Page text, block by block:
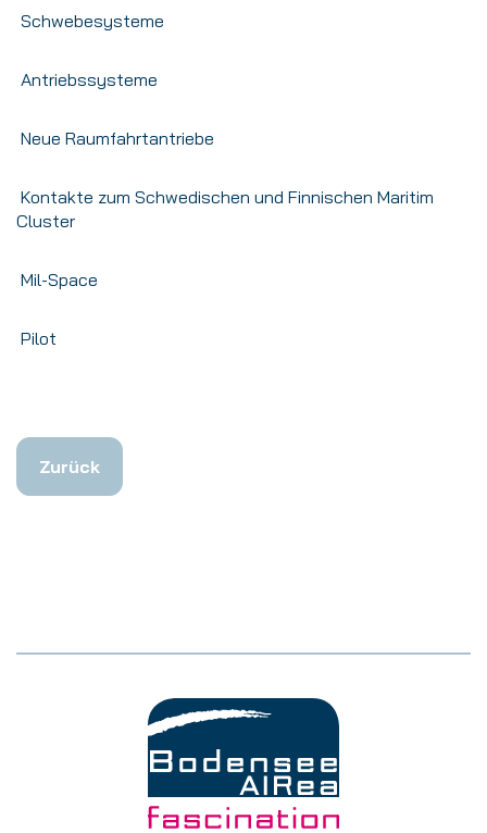
Schwebesysteme
Antriebssysteme
Neue Raumfahrtantriebe
Kontakte zum Schwedischen und Finnischen Maritim
Cluster
Mil-Space
Pilot
Zurück